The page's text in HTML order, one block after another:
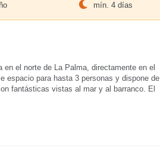
mín. 4 días
el norte de La Palma, directamente en el
espacio para hasta 3 personas y dispone de
fantásticas vistas al mar y al barranco. El